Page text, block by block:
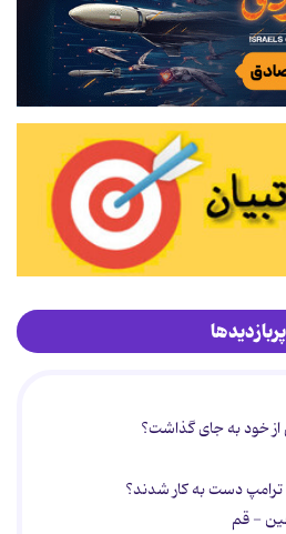
پربازدیدها
ترامپ دست به کار شدند؟
- قم